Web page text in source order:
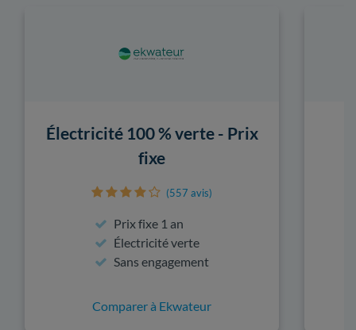
Électricité 100 % verte - Prix
fixe
(557 avis)
Prix fixe 1 an
Électricité verte
Sans engagement
Comparer à Ekwateur